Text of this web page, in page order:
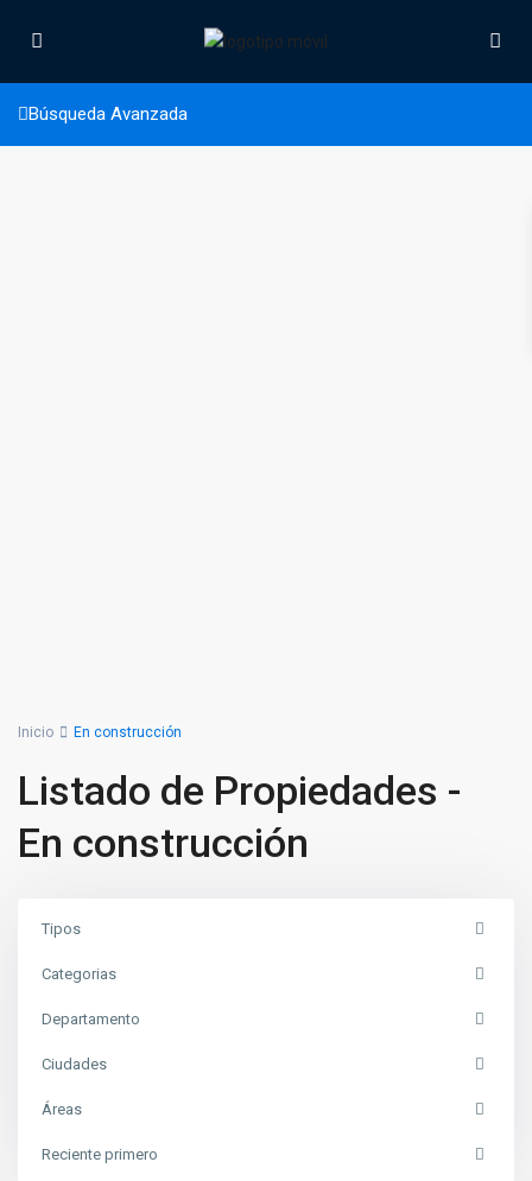
En construcción
Búsqueda Avanzada
Inicio En construcción
Listado de Propiedades -
En construcción
Tipos
Categorias
Departamento
Ciudades
Áreas
Reciente primero